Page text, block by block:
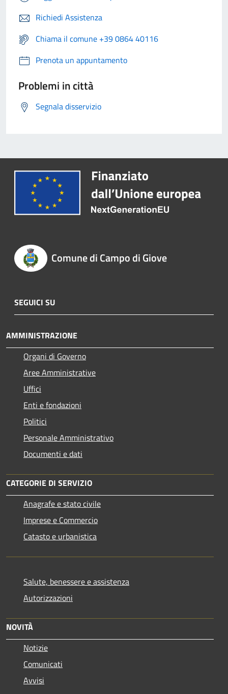
Richiedi Assistenza
Chiama il comune +39 0864 40116
Prenota un appuntamento
Problemi in città
Segnala disservizio
Comune di Campo di Giove
SEGUICI SU
AMMINISTRAZIONE
Organi di Governo
Aree Amministrative
Uffici
Enti e fondazioni
Politici
Personale Amministrativo
Documenti e dati
CATEGORIE DI SERVIZIO
Anagrafe e stato civile
Imprese e Commercio
Catasto e urbanistica
Salute, benessere e assistenza
Autorizzazioni
NOVITÀ
Notizie
Comunicati
Avvisi